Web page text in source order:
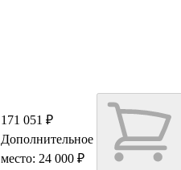
171 051 ₽
Дополнительное
место: 24 000 ₽